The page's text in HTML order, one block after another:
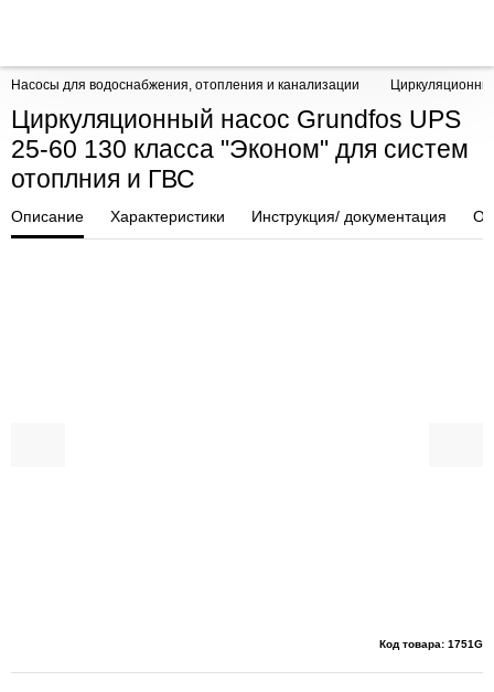
Насосы для водоснабжения, отопления и канализации
Циркуляционный насос Grundfos UPS
25-60 130 класса "Эконом" для систем
отоплния и ГВС
Описание Характеристики Инструкция/ документация
Код товара: 1751G